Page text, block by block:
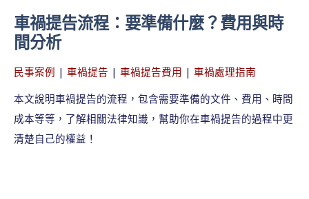
車禍提告流程：要準備什麼？費用與時
間分析
民事案例 | 車禍提告 | 車禍提告費用 | 車禍處理指南
本文說明車禍提告的流程，包含需要準備的文件、費用、時間
成本等等，了解相關法律知識，幫助你在車禍提告的過程中更
清楚自己的權益！